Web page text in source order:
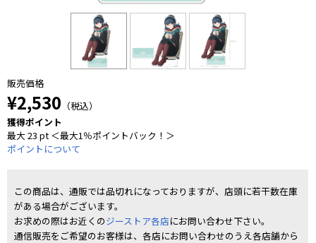
販売価格
¥2,530 （税込）
獲得ポイント
最大 23 pt ＜最大1％ポイントバック！＞
ポイントについて
この商品は、通販では品切れになっておりますが、店頭に若干数在庫
がある場合がございます。
お求めの際はお近くのジーストア各店にお問い合わせ下さい。
通信販売をご希望のお客様は、各店にお問い合わせのうえ各店舗から